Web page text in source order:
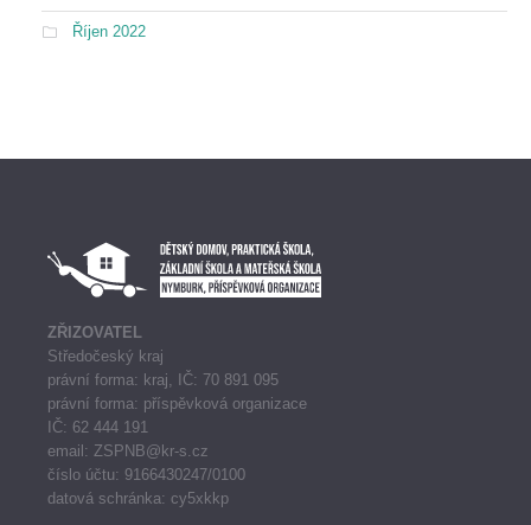
Říjen 2022
ZŘIZOVATEL
Středočeský kraj
právní forma: kraj, IČ: 70 891 095
právní forma: příspěvková organizace
IČ: 62 444 191
email: ZSPNB@kr-s.cz
číslo účtu: 9166430247/0100
datová schránka: cy5xkkp